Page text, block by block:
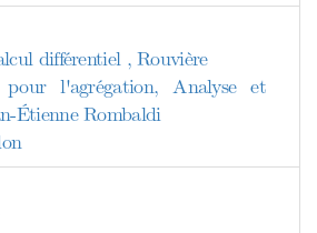
différentiel , Rouvière
pour l'agrégation, Analyse et
Étienne Rombaldi